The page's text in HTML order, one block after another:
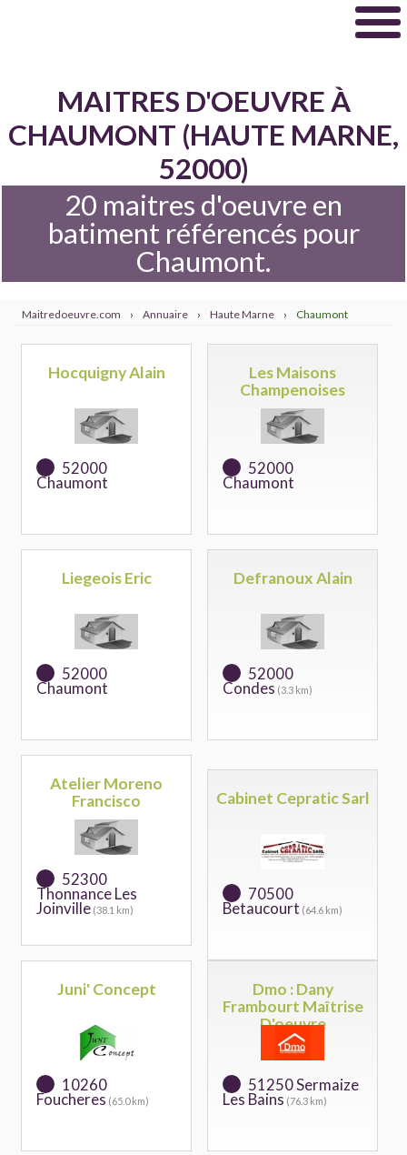
MAITRES D'OEUVRE À
CHAUMONT (HAUTE MARNE,
52000)
20 maitres d'oeuvre en
batiment référencés pour
Chaumont.
Maitredoeuvre.com › Annuaire › Haute Marne › Chaumont
Hocquigny Alain
52000
Chaumont
Les Maisons
Champenoises
52000
Chaumont
Liegeois Eric
52000
Chaumont
Defranoux Alain
52000
Condes (3.3 km)
Atelier Moreno
Francisco
52300
Thonnance Les
Joinville (38.1 km)
Cabinet Cepratic Sarl
70500
Betaucourt (64.6 km)
Juni' Concept
10260
Foucheres (65.0 km)
Dmo : Dany
Frambourt Maîtrise
D'oeuvre
51250 Sermaize
Les Bains (76.3 km)